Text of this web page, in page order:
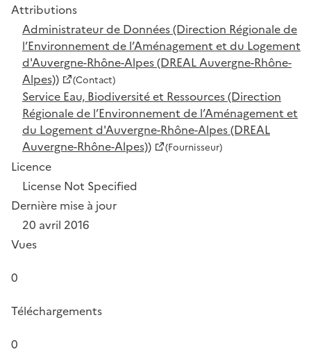
Attributions
Administrateur de Données (Direction Régionale de
l’Environnement de l’Aménagement et du Logement
d'Auvergne-Rhône-Alpes (DREAL Auvergne-Rhône-
Alpes))
(Contact)
Service Eau, Biodiversité et Ressources (Direction
Régionale de l’Environnement de l’Aménagement et
du Logement d'Auvergne-Rhône-Alpes (DREAL
Auvergne-Rhône-Alpes))
(Fournisseur)
Licence
License Not Specified
Dernière mise à jour
20 avril 2016
Vues
0
Téléchargements
0